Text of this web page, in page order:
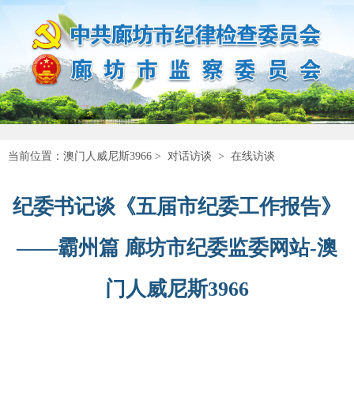
当前位置： 澳门人威尼斯3966 > 对话访谈 > 在线访谈
纪委书记谈《五届市纪委工作报告》
——霸州篇 廊坊市纪委监委网站-澳
门人威尼斯3966